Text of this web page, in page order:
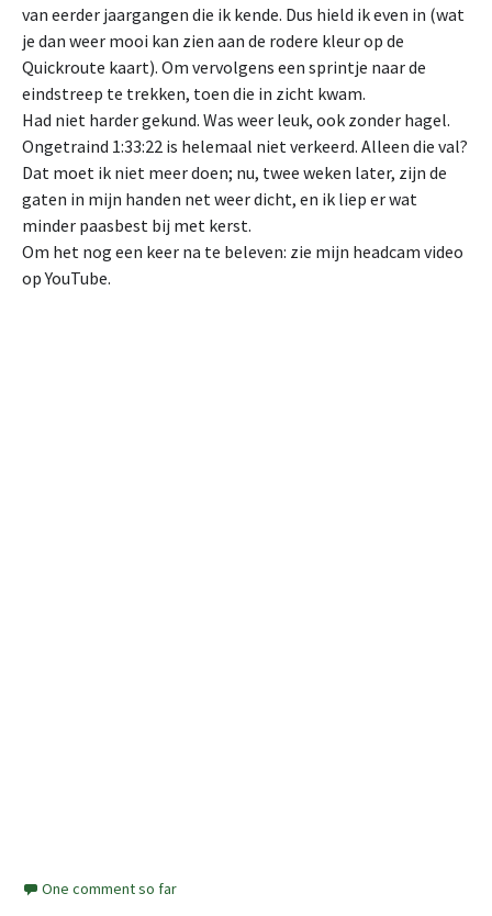
van eerder jaargangen die ik kende. Dus hield ik even in (wat
je dan weer mooi kan zien aan de rodere kleur op de
Quickroute kaart). Om vervolgens een sprintje naar de
eindstreep te trekken, toen die in zicht kwam.
Had niet harder gekund. Was weer leuk, ook zonder hagel.
Ongetraind 1:33:22 is helemaal niet verkeerd. Alleen die val?
Dat moet ik niet meer doen; nu, twee weken later, zijn de
gaten in mijn handen net weer dicht, en ik liep er wat
minder paasbest bij met kerst.
Om het nog een keer na te beleven: zie mijn headcam video
op YouTube.
One comment so far